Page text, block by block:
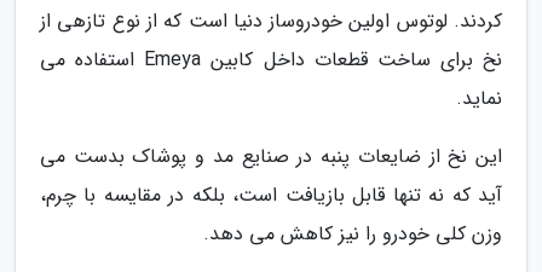
کردند. لوتوس اولین خودروساز دنیا است که از نوع تازهی از
نخ برای ساخت قطعات داخل کابین Emeya استفاده می
نماید.
این نخ از ضایعات پنبه در صنایع مد و پوشاک بدست می
آید که نه تنها قابل بازیافت است، بلکه در مقایسه با چرم،
وزن کلی خودرو را نیز کاهش می دهد.